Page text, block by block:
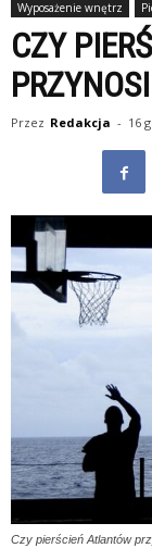
Wyposażenie wnętrz
CZY
Przez Redakcja - 16
Czy pierścień Atlantów